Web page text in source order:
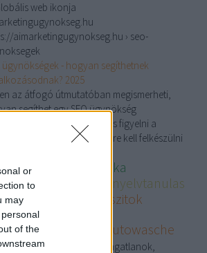
or
to
may
of the
aimarketingugynokseg.hu › seo-
ügynökségek - hogyan segíthetnek
2025
az átfogó útmutatóban megismerheti,
segíthet egy SEO ügynökség
mire érdemes figyelni a
és milyen trendekre kell felkészülni
ingatlanok
Kozmetika
Nemetnyelvtanulas
Bioautowasche
Crs ingatlanok,